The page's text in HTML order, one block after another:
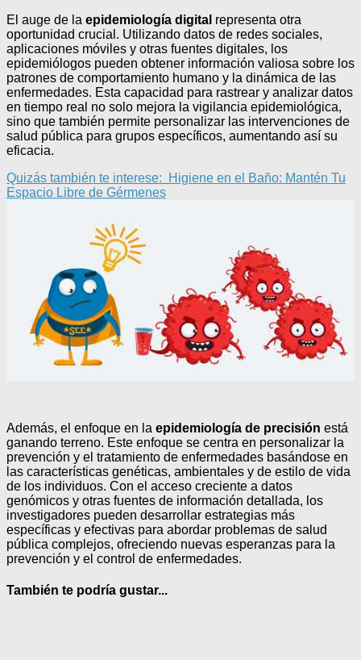
El auge de la epidemiología digital representa otra
oportunidad crucial. Utilizando datos de redes sociales,
aplicaciones móviles y otras fuentes digitales, los
epidemiólogos pueden obtener información valiosa sobre los
patrones de comportamiento humano y la dinámica de las
enfermedades. Esta capacidad para rastrear y analizar datos
en tiempo real no solo mejora la vigilancia epidemiológica,
sino que también permite personalizar las intervenciones de
salud pública para grupos específicos, aumentando así su
eficacia.
Quizás también te interese:
Higiene en el Baño: Mantén Tu
Espacio Libre de Gérmenes
Además, el enfoque en la epidemiología de precisión está
ganando terreno. Este enfoque se centra en personalizar la
prevención y el tratamiento de enfermedades basándose en
las características genéticas, ambientales y de estilo de vida
de los individuos. Con el acceso creciente a datos
genómicos y otras fuentes de información detallada, los
investigadores pueden desarrollar estrategias más
específicas y efectivas para abordar problemas de salud
pública complejos, ofreciendo nuevas esperanzas para la
prevención y el control de enfermedades.
También te podría gustar...